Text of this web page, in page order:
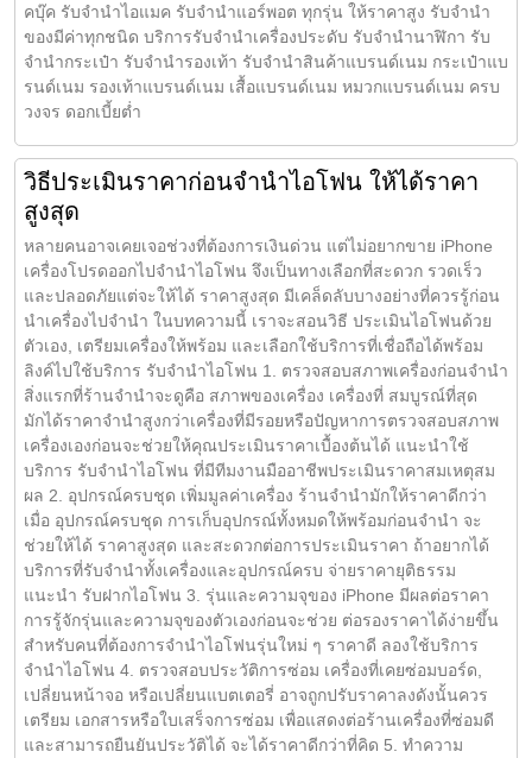
คบุ๊ค รับจำนำไอแมค รับจำนำแอร์พอต ทุกรุ่น ให้ราคาสูง รับจำนำ
ของมีค่าทุกชนิด บริการรับจำนำเครื่องประดับ รับจำนำนาฬิกา รับ
จำนำกระเป๋า รับจำนำรองเท้า รับจำนำสินค้าแบรนด์เนม กระเป๋าแบ
รนด์เนม รองเท้าแบรนด์เนม เสื้อแบรนด์เนม หมวกแบรนด์เนม ครบ
วงจร ดอกเบี้ยต่ำ
วิธีประเมินราคาก่อนจำนำไอโฟน ให้ได้ราคา
สูงสุด
หลายคนอาจเคยเจอช่วงที่ต้องการเงินด่วน แต่ไม่อยากขาย iPhone
เครื่องโปรดออกไปจำนำไอโฟน จึงเป็นทางเลือกที่สะดวก รวดเร็ว
และปลอดภัยแต่จะให้ได้ ราคาสูงสุด มีเคล็ดลับบางอย่างที่ควรรู้ก่อน
นำเครื่องไปจำนำ ในบทความนี้ เราจะสอนวิธี ประเมินไอโฟนด้วย
ตัวเอง, เตรียมเครื่องให้พร้อม และเลือกใช้บริการที่เชื่อถือได้พร้อม
ลิงค์ไปใช้บริการ รับจำนำไอโฟน 1. ตรวจสอบสภาพเครื่องก่อนจำนำ
สิ่งแรกที่ร้านจำนำจะดูคือ สภาพของเครื่อง เครื่องที่ สมบูรณ์ที่สุด
มักได้ราคาจำนำสูงกว่าเครื่องที่มีรอยหรือปัญหาการตรวจสอบสภาพ
เครื่องเองก่อนจะช่วยให้คุณประเมินราคาเบื้องต้นได้ แนะนำใช้
บริการ รับจำนำไอโฟน ที่มีทีมงานมืออาชีพประเมินราคาสมเหตุสม
ผล 2. อุปกรณ์ครบชุด เพิ่มมูลค่าเครื่อง ร้านจำนำมักให้ราคาดีกว่า
เมื่อ อุปกรณ์ครบชุด การเก็บอุปกรณ์ทั้งหมดให้พร้อมก่อนจำนำ จะ
ช่วยให้ได้ ราคาสูงสุด และสะดวกต่อการประเมินราคา ถ้าอยากได้
บริการที่รับจำนำทั้งเครื่องและอุปกรณ์ครบ จ่ายราคายุติธรรม
แนะนำ รับฝากไอโฟน 3. รุ่นและความจุของ iPhone มีผลต่อราคา
การรู้จักรุ่นและความจุของตัวเองก่อนจะช่วย ต่อรองราคาได้ง่ายขึ้น
สำหรับคนที่ต้องการจำนำไอโฟนรุ่นใหม่ ๆ ราคาดี ลองใช้บริการ
จำนำไอโฟน 4. ตรวจสอบประวัติการซ่อม เครื่องที่เคยซ่อมบอร์ด,
เปลี่ยนหน้าจอ หรือเปลี่ยนแบตเตอรี่ อาจถูกปรับราคาลงดังนั้นควร
เตรียม เอกสารหรือใบเสร็จการซ่อม เพื่อแสดงต่อร้านเครื่องที่ซ่อมดี
และสามารถยืนยันประวัติได้ จะได้ราคาดีกว่าที่คิด 5. ทำความ